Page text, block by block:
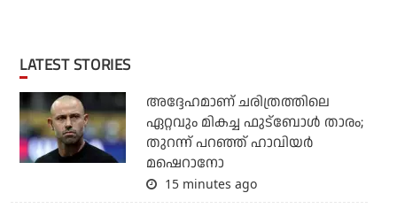
LATEST STORIES
അദ്ദേഹമാണ് ചരിത്രത്തിലെ
ഏറ്റവും മികച്ച ഫുട്‌ബോള്‍ താരം;
തുറന്ന് പറഞ്ഞ് ഹാവിയര്‍
മഷെറാനോ
15 minutes ago